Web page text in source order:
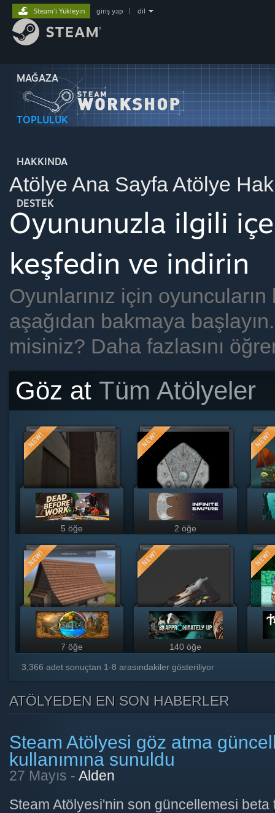
MAĞAZA
TOPLULUK
HAKKINDA
DESTEK
Steam'i Yükleyin giriş yap dil
Atölye Ana SayfaAtölye
Oyununuzla ilgili
keşfedin ve indirin
Oyunlarınız için
aşağıdan bakmaya
misiniz? Daha fazlasını
Göz at Tüm Atölyeler
5 öğe 2 öğe
7 öğe 140 öğe
3,366 adet sonuçtan 1-8 arasındakiler gösteriliyor
ATÖLYEDEN EN SON HABERLER
Steam Atölyesi göz atma
kullanımına sunuldu
27 Mayıs - Alden
Steam Atölyesi'nin son güncellemesi